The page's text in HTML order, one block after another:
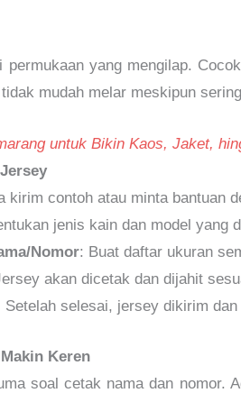
permukaan yang mengilap.
mudah melar meskipun
untuk Bikin Kaos, Jaket,
kirim contoh atau minta bantuan
jenis kain dan model yang
Nomor: Buat daftar ukuran
akan dicetak dan dijahit
Setelah selesai, jersey dikirim
Keren
soal cetak nama dan nomor.